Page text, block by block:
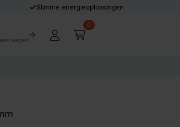
Slimme energieoplossingen
expert
0